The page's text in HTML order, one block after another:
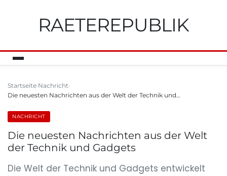
RAETEREPUBLIK
Startseite Nachricht
Die neuesten Nachrichten aus der Welt der Technik und…
NACHRICHT
Die neuesten Nachrichten aus der Welt
der Technik und Gadgets
Die Welt der Technik und Gadgets entwickelt